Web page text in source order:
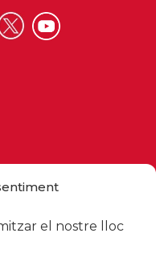
el nostre lloc